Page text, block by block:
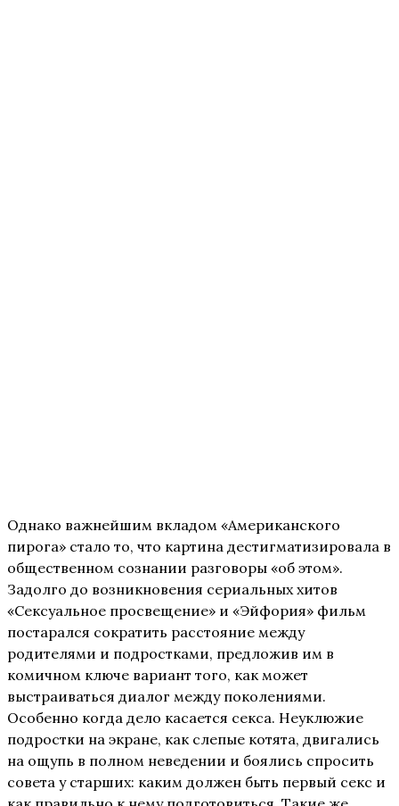
Однако важнейшим вкладом «Американского
пирога» стало то, что картина дестигматизировала в
общественном сознании разговоры «об этом».
Задолго до возникновения сериальных хитов
«Сексуальное просвещение» и «Эйфория» фильм
постарался сократить расстояние между
родителями и подростками, предложив им в
комичном ключе вариант того, как может
выстраиваться диалог между поколениями.
Особенно когда дело касается секса. Неуклюжие
подростки на экране, как слепые котята, двигались
на ощупь в полном неведении и боялись спросить
совета у старших: каким должен быть первый секс и